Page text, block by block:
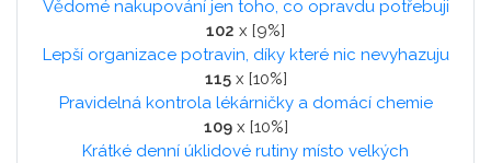
Vědomé nakupování jen toho, co opravdu potřebuji
102 x [9%]
Lepší organizace potravin, díky které nic nevyhazuju
115x [10%]
Pravidelná kontrola lékárničky a domácí chemie
109x [10%]
Krátké denní úklidové rutiny místo velkých